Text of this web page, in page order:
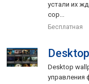
устали их
сор...
Бесплатная
Desktop
управления